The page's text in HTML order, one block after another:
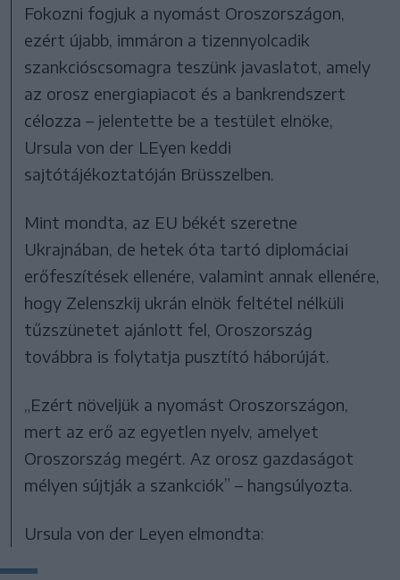
Fokozni fogjuk a nyomást Oroszországon,
ezért újabb, immáron a tizennyolcadik
szankcióscsomagra teszünk javaslatot, amely
az orosz energiapiacot és a bankrendszert
célozza – jelentette be a testület elnöke,
Ursula von der LEyen keddi
sajtótájékoztatóján Brüsszelben.
Mint mondta, az EU békét szeretne
Ukrajnában, de hetek óta tartó diplomáciai
erőfeszítések ellenére, valamint annak ellenére,
hogy Zelenszkij ukrán elnök feltétel nélküli
tűzszünetet ajánlott fel, Oroszország
továbbra is folytatja pusztító háborúját.
„Ezért növeljük a nyomást Oroszországon,
mert az erő az egyetlen nyelv, amelyet
Oroszország megért. Az orosz gazdaságot
mélyen sújtják a szankciók” – hangsúlyozta.
Ursula von der Leyen elmondta: